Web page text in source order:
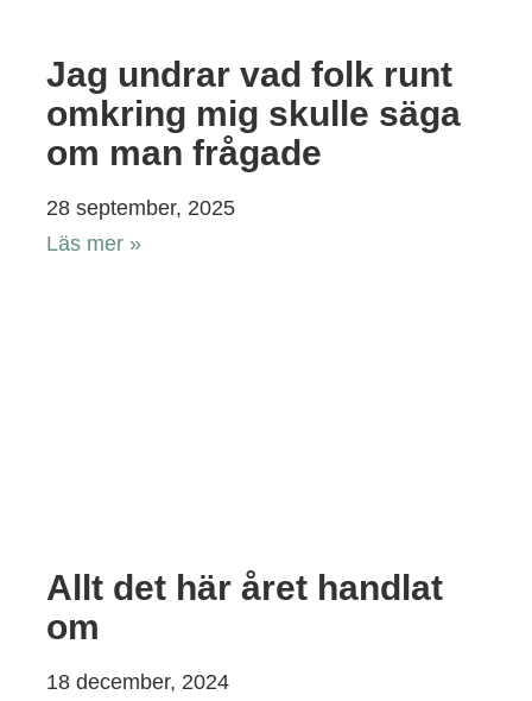
Jag undrar vad folk runt
omkring mig skulle säga
om man frågade
28 september, 2025
Läs mer »
Allt det här året handlat
om
18 december, 2024